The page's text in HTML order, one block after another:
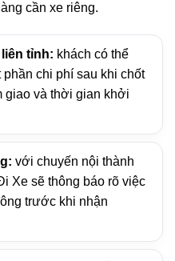
cần xe riêng.
tỉnh: khách có thể
chi phí sau khi chốt
giao và thời gian khởi
với chuyến nội thành
Xe sẽ thông báo rõ việc
trước khi nhận